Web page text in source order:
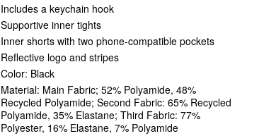
Includes a keychain hook
Supportive inner tights
Inner shorts with two phone-compatible pockets
Reflective logo and stripes
Color: Black
Material: Main Fabric; 52% Polyamide, 48%
Recycled Polyamide; Second Fabric: 65% Recycled
Polyamide, 35% Elastane; Third Fabric: 77%
Polyester, 16% Elastane, 7% Polyamide